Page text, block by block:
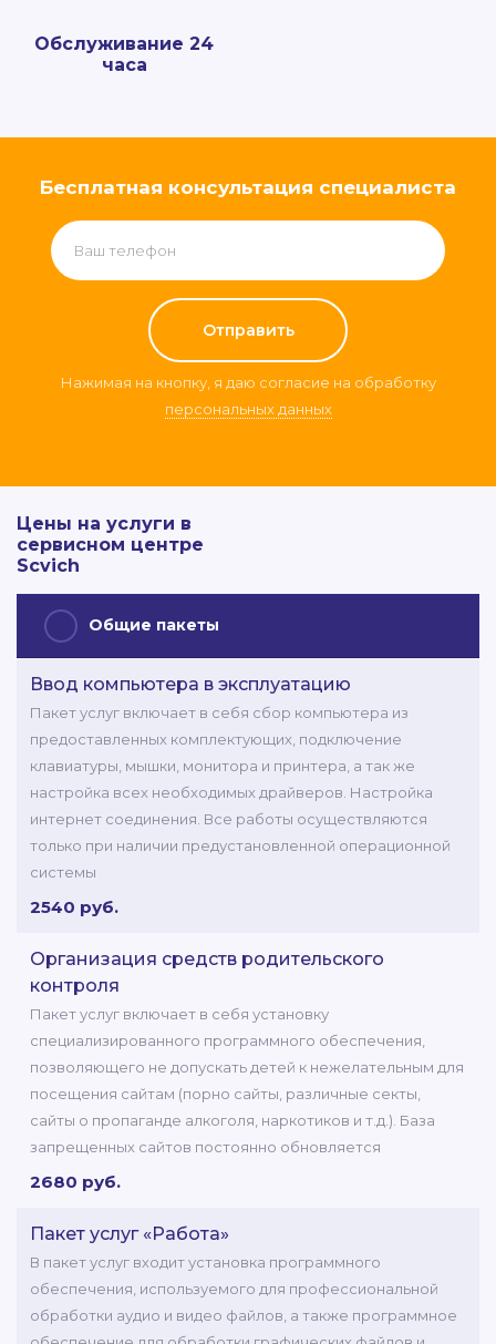
Обслуживание 24
часа
Бесплатная консультация специалиста
Нажимая на кнопку, я даю согласие на обработку
персональных данных
Цены на услуги в
сервисном центре
Scvich
Общие пакеты
Ввод компьютера в эксплуатацию
Пакет услуг включает в себя сбор компьютера из
предоставленных комплектующих, подключение
клавиатуры, мышки, монитора и принтера, а так же
настройка всех необходимых драйверов. Настройка
интернет соединения. Все работы осуществляются
только при наличии предустановленной операционной
системы
2540 руб.
Организация средств родительского
контроля
Пакет услуг включает в себя установку
специализированного программного обеспечения,
позволяющего не допускать детей к нежелательным для
посещения сайтам (порно сайты, различные секты,
сайты о пропаганде алкоголя, наркотиков и т.д.). База
запрещенных сайтов постоянно обновляется
2680 руб.
Пакет услуг «Работа»
В пакет услуг входит установка программного
обеспечения, используемого для профессиональной
обработки аудио и видео файлов, а также программное